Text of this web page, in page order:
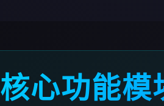
核心功能模